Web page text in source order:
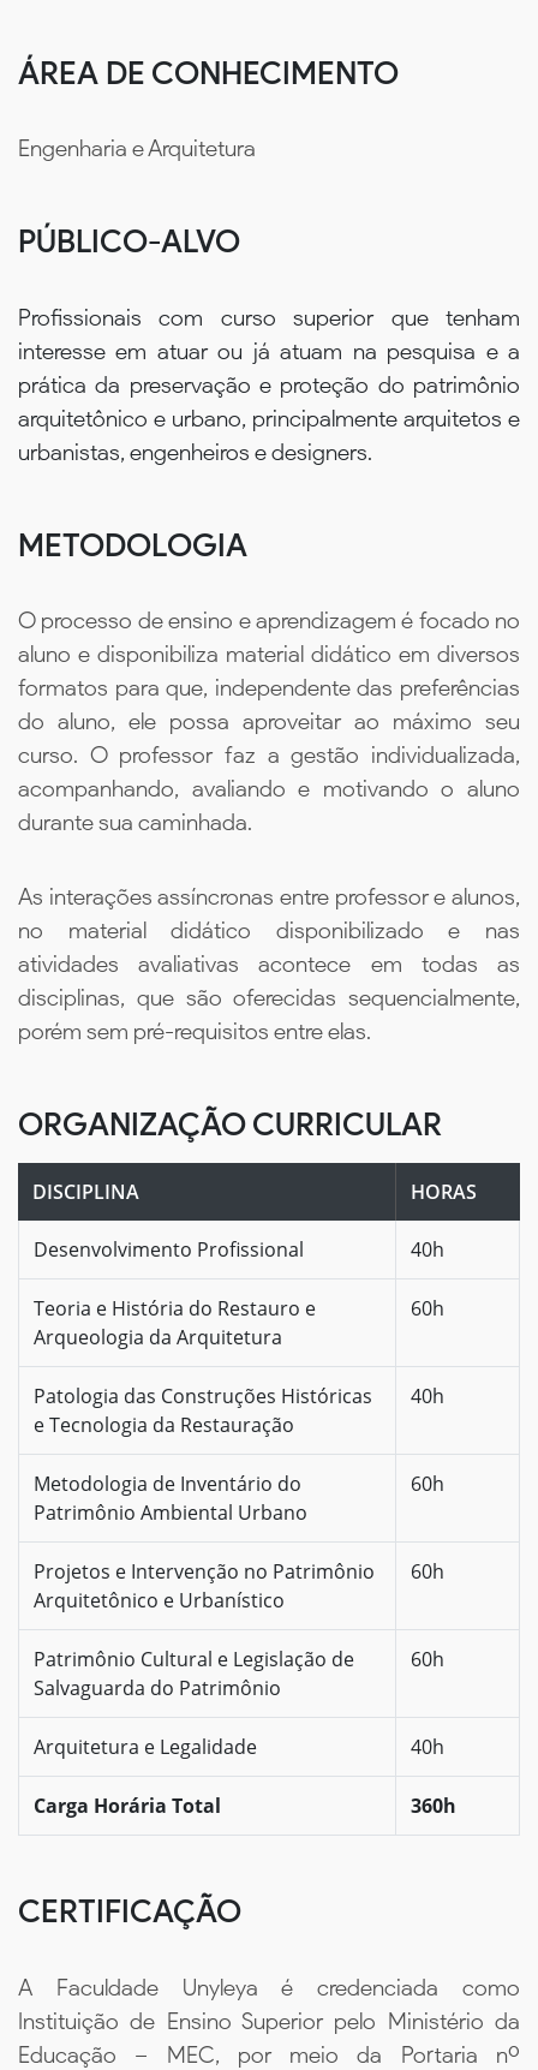
ÁREA DE CONHECIMENTO
Engenharia e Arquitetura
PÚBLICO-ALVO
Profissionais com curso superior que tenham
interesse em atuar ou já atuam na pesquisa e a
prática da preservação e proteção do patrimônio
arquitetônico e urbano, principalmente arquitetos e
urbanistas, engenheiros e designers.
METODOLOGIA
O processo de ensino e aprendizagem é focado no
aluno e disponibiliza material didático em diversos
formatos para que, independente das preferências
do aluno, ele possa aproveitar ao máximo seu
curso. O professor faz a gestão individualizada,
acompanhando, avaliando e motivando o aluno
durante sua caminhada.
As interações assíncronas entre professor e alunos,
no material didático disponibilizado e nas
atividades avaliativas acontece em todas as
disciplinas, que são oferecidas sequencialmente,
porém sem pré-requisitos entre elas.
ORGANIZAÇÃO CURRICULAR
DISCIPLINA HORAS
Desenvolvimento Profissional 40h
Teoria e História do Restauro e
Arqueologia da Arquitetura
60h
Patologia das Construções Históricas
e Tecnologia da Restauração
40h
Metodologia de Inventário do
Patrimônio Ambiental Urbano
60h
Projetos e Intervenção no Patrimônio
Arquitetônico e Urbanístico
60h
Patrimônio Cultural e Legislação de
Salvaguarda do Patrimônio
60h
Arquitetura e Legalidade 40h
Carga Horária Total 360h
CERTIFICAÇÃO
A Faculdade Unyleya é credenciada como
Instituição de Ensino Superior pelo Ministério da
Educação – MEC, por meio da Portaria nº